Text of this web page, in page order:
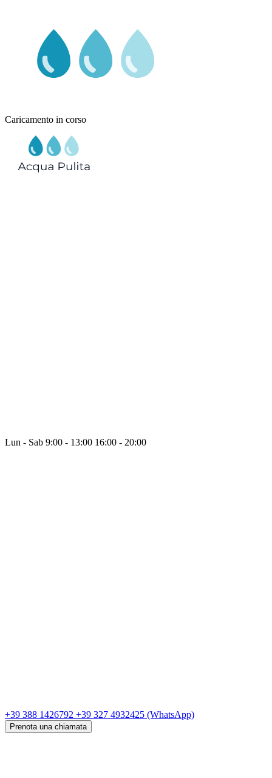
Caricamento in corso
Lun - Sab 9:00 - 13:00 16:00 - 20:00
+39 388 1426792 +39 327 4932425 (WhatsApp)
Prenota una chiamata